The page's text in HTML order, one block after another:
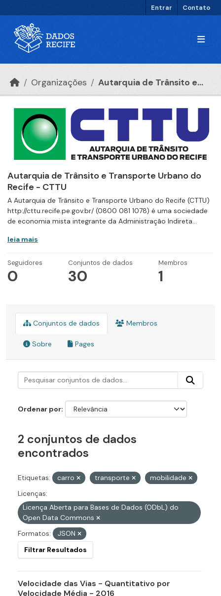
Entrar Contato
Organizações Autarquia de Trânsito e...
Autarquia de Trânsito e Transporte Urbano do
Recife - CTTU
A Autarquia de Trânsito e Transporte Urbano do Recife (CTTU)
http://cttu.recife.pe.gov.br/ (0800 081 1078) é uma sociedade
de economia mista integrante da Administração Indireta...
leia mais
Seguidores
0
Conjuntos de dados
30
Membros
1
Conjuntos de dados Membros
Sobre Pages
Ordenar por
2 conjuntos de dados
encontrados
Etiquetas: carro transporte
mobilidade
Licenças:
Licença Aberta para Bases de Dados (ODbL) do
Open Data Commons
Formatos:
JSON
Filtrar Resultados
Velocidade das Vias - Quantitativo por
Velocidade Média - 2016